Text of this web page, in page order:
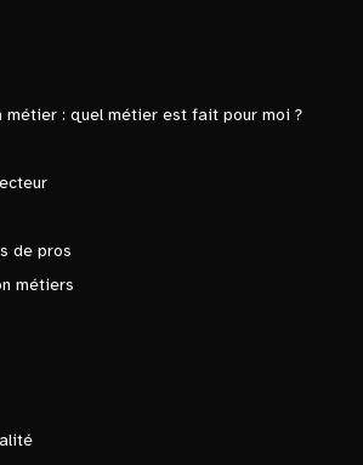
: quel métier est fait pour moi ?
de pros
métiers